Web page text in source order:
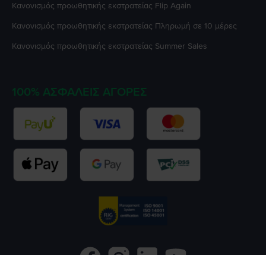
Κανονισμός προωθητικής εκστρατείας Flip Again
Κανονισμός προωθητικής εκστρατείας Πληρωμή σε 10 μέρες
Κανονισμός προωθητικής εκστρατείας Summer Sales
100% ΑΣΦΑΛΕΊΣ ΑΓΟΡΈΣ